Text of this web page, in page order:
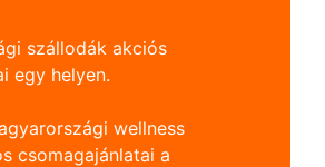
szállodák akciós
egy helyen.
wellness
csomagajánlatai a